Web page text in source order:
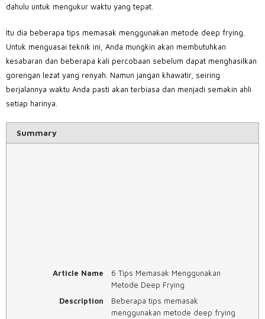
dahulu untuk mengukur waktu yang tepat.
Itu dia beberapa tips memasak menggunakan metode deep frying.
Untuk menguasai teknik ini, Anda mungkin akan membutuhkan
kesabaran dan beberapa kali percobaan sebelum dapat menghasilkan
gorengan lezat yang renyah. Namun jangan khawatir, seiring
berjalannya waktu Anda pasti akan terbiasa dan menjadi semakin ahli
setiap harinya.
Summary
Article Name
6 Tips Memasak Menggunakan
Metode Deep Frying
Description
Beberapa tips memasak
menggunakan metode deep frying